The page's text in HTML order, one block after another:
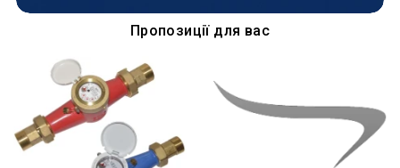
Пропозиції для вас